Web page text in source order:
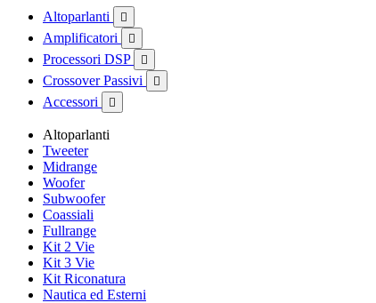
Altoparlanti 
Amplificatori 
Processori DSP 
Crossover Passivi 
Accessori 
Altoparlanti
Tweeter
Midrange
Woofer
Subwoofer
Coassiali
Fullrange
Kit 2 Vie
Kit 3 Vie
Kit Riconatura
Nautica ed Esterni